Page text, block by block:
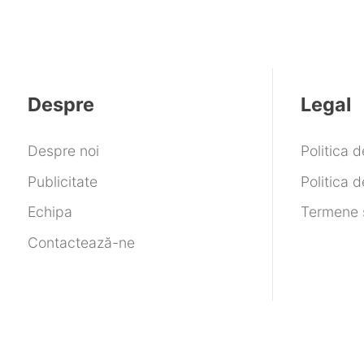
Despre
Despre noi
Publicitate
Echipa
Contactează-ne
Legal
Politica
Politica
Termene